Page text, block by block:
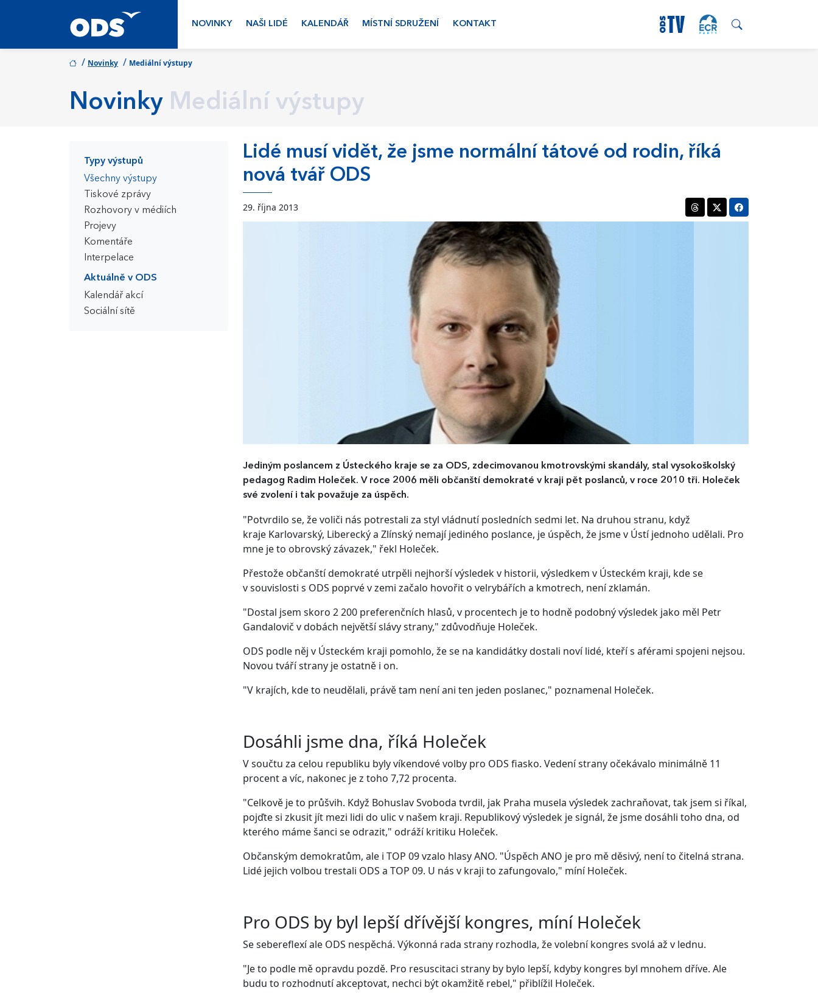
NOVINKY NAŠI LIDÉ KALENDÁŘ MÍSTNÍ SDRUŽENÍ KONTAKT
/ Novinky / Mediální výstupy
Novinky Mediální výstupy
Typy výstupů
Všechny výstupy
Tiskové zprávy
Rozhovory v médiích
Projevy
Komentáře
Interpelace
Aktuálně v ODS
Kalendář akcí
Sociální sítě
Lidé musí vidět, že jsme normální tátové od rodin, říká
nová tvář ODS
29. října 2013
Jediným poslancem z Ústeckého kraje se za ODS, zdecimovanou kmotrovskými skandály, stal vysokoškolský
pedagog Radim Holeček. V roce 2006 měli občanští demokraté v kraji pět poslanců, v roce 2010 tři. Holeček
své zvolení i tak považuje za úspěch.
"Potvrdilo se, že voliči nás potrestali za styl vládnutí posledních sedmi let. Na druhou stranu, když
kraje Karlovarský, Liberecký a Zlínský nemají jediného poslance, je úspěch, že jsme v Ústí jednoho udělali. Pro
mne je to obrovský závazek," řekl Holeček.
Přestože občanští demokraté utrpěli nejhorší výsledek v historii, výsledkem v Ústeckém kraji, kde se
v souvislosti s ODS poprvé v zemi začalo hovořit o velrybářích a kmotrech, není zklamán.
"Dostal jsem skoro 2 200 preferenčních hlasů, v procentech je to hodně podobný výsledek jako měl Petr
Gandalovič v dobách největší slávy strany," zdůvodňuje Holeček.
ODS podle něj v Ústeckém kraji pomohlo, že se na kandidátky dostali noví lidé, kteří s aférami spojeni nejsou.
Novou tváří strany je ostatně i on.
"V krajích, kde to neudělali, právě tam není ani ten jeden poslanec," poznamenal Holeček.
Dosáhli jsme dna, říká Holeček
V součtu za celou republiku byly víkendové volby pro ODS fiasko. Vedení strany očekávalo minimálně 11
procent a víc, nakonec je z toho 7,72 procenta.
"Celkově je to průšvih. Když Bohuslav Svoboda tvrdil, jak Praha musela výsledek zachraňovat, tak jsem si říkal,
pojďte si zkusit jít mezi lidi do ulic v našem kraji. Republikový výsledek je signál, že jsme dosáhli toho dna, od
kterého máme šanci se odrazit," odráží kritiku Holeček.
Občanským demokratům, ale i TOP 09 vzalo hlasy ANO. "Úspěch ANO je pro mě děsivý, není to čitelná strana.
Lidé jejich volbou trestali ODS a TOP 09. U nás v kraji to zafungovalo," míní Holeček.
Pro ODS by byl lepší dřívější kongres, míní Holeček
Se sebereflexí ale ODS nespěchá. Výkonná rada strany rozhodla, že volební kongres svolá až v lednu.
"Je to podle mě opravdu pozdě. Pro resuscitaci strany by bylo lepší, kdyby kongres byl mnohem dříve. Ale
budu to rozhodnutí akceptovat, nechci být okamžitě rebel," přiblížil Holeček.